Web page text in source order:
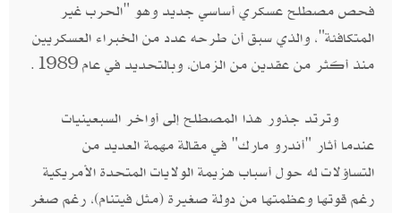
فحص مصطلح عسكري أساسي جديد وهو "الحرب غير
المتكافئة"، والذي سبق أن طرحه عدد من الخبراء العسكريين
منذ أكثر من عقدين من الزمان، وبالتحديد في عام 1989.
وترتد جذور هذا المصطلح إلى أواخر السبعينيات
عندما أثار "أندرو مارك" في مقالة مهمة العديد من
التساؤلات له حول أسباب هزيمة الولايات المتحدة الأمريكية
رغم قوتها وعظمتها من دولة صغيرة (مثل فيتنام)، رغم صغر